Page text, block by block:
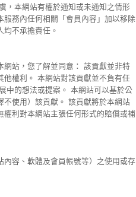
，本網站有權於通知或未通知之情形
務內任何相關「會員內容」加以移除
不承擔責任。
站，您了解並同意： 該貢獻並非特
他權利。 本網站對該貢獻並不負有任
中的想法或提案。 本網站可以基於公
使用）該貢獻。 該貢獻將於本網站
利對本網站主張任何形式的賠償或補
容、軟體及會員帳號等）之使用或存